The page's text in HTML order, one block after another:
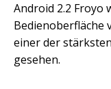
Android 2.2 Froyo
Bedienoberfläche
einer der
gesehen.